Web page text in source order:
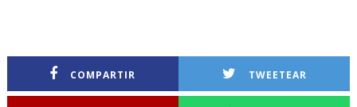
COMPARTIR TWEETEAR